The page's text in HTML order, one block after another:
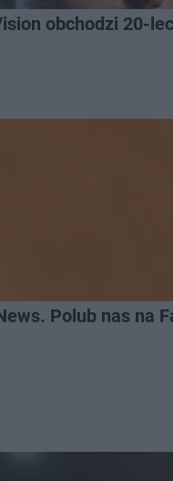
obchodzi 20-
Polub nas na